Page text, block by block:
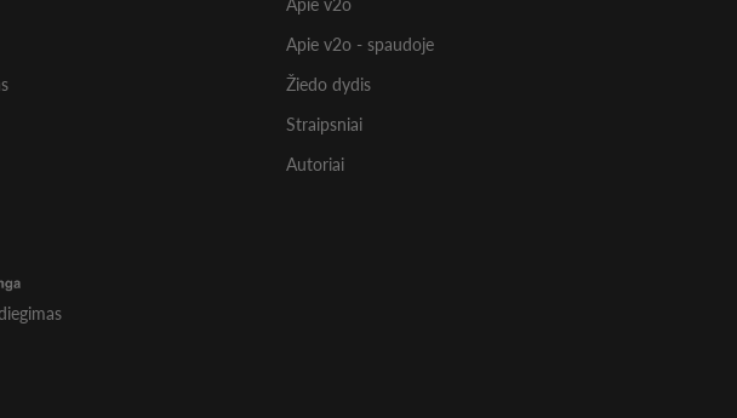
Apie v2o
Apie v2o - spaudoje
Žiedo dydis
Straipsniai
Autoriai